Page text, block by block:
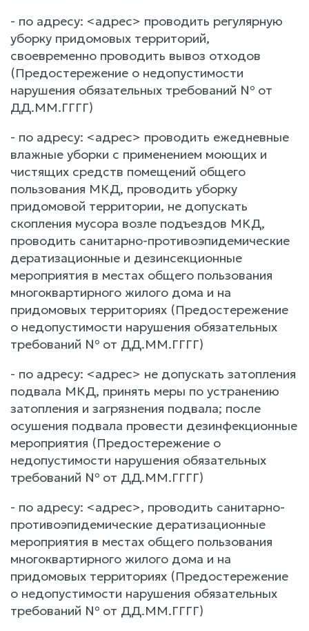
- по адресу: <адрес> проводить регулярную
уборку придомовых территорий,
своевременно проводить вывоз отходов
(Предостережение о недопустимости
нарушения обязательных требований № от
ДД.ММ.ГГГГ)
- по адресу: <адрес> проводить ежедневные
влажные уборки с применением моющих и
чистящих средств помещений общего
пользования МКД, проводить уборку
придомовой территории, не допускать
скопления мусора возле подъездов МКД,
проводить санитарно-противоэпидемические
дератизационные и дезинсекционные
мероприятия в местах общего пользования
многоквартирного жилого дома и на
придомовых территориях (Предостережение
о недопустимости нарушения обязательных
требований № от ДД.ММ.ГГГГ)
- по адресу: <адрес> не допускать затопления
подвала МКД, принять меры по устранению
затопления и загрязнения подвала; после
осушения подвала провести дезинфекционные
мероприятия (Предостережение о
недопустимости нарушения обязательных
требований № от ДД.ММ.ГГГГ)
- по адресу: <адрес>, проводить санитарно-
противоэпидемические дератизационные
мероприятия в местах общего пользования
многоквартирного жилого дома и на
придомовых территориях (Предостережение
о недопустимости нарушения обязательных
требований № от ДД.ММ.ГГГГ)